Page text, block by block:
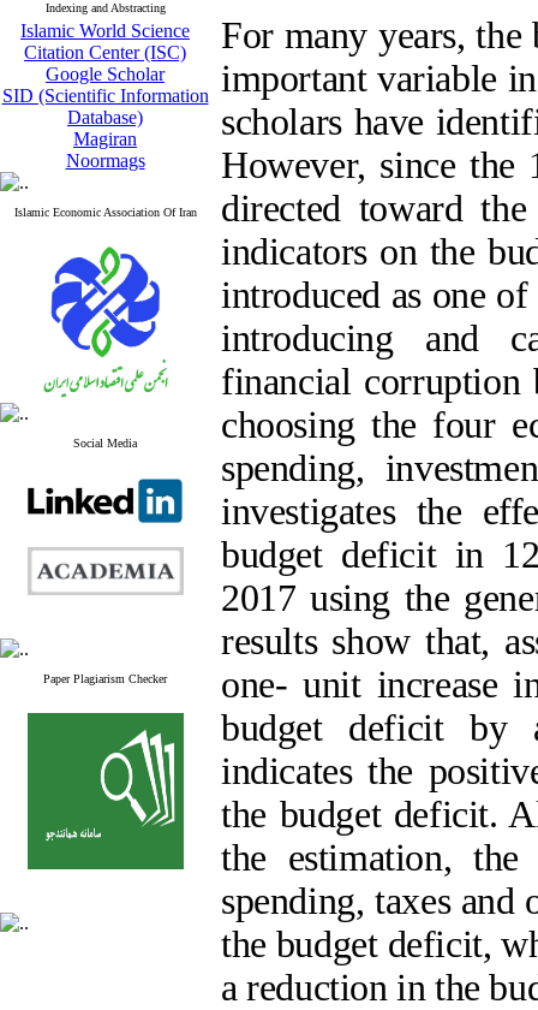
Indexing and Abstracting
Islamic World Science
Citation Center (ISC)
Google Scholar
SID (Scientific Information
Database)
Magiran
Noormags
Islamic Economic Association Of Iran
Social Media
Paper Plagiarism Checker
For many years, the
important variable
scholars have
However, since the
directed toward
indicators on the
introduced as one
introducing and
financial corruption
choosing the four
spending,
investigates the
budget deficit in
2017 using the
results show that,
one- unit increase
budget deficit by
indicates the
the budget deficit.
the estimation,
spending, taxes and
the budget deficit,
a reduction in the